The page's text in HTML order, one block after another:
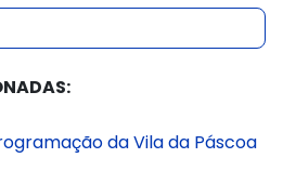
da Vila da Páscoa